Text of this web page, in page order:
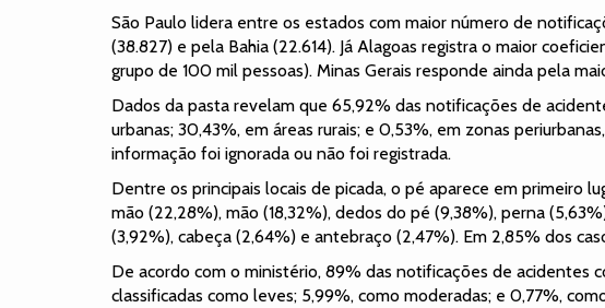
São Paulo lidera entre os estados com maior número de
(38.827) e pela Bahia (22.614). Já Alagoas registra o maior
grupo de 100 mil pessoas). Minas Gerais responde ainda pela
Dados da pasta revelam que 65,92% das notificações de
urbanas; 30,43%, em áreas rurais; e 0,53%, em zonas
informação foi ignorada ou não foi registrada.
Dentre os principais locais de picada, o pé aparece em primeiro
mão (22,28%), mão (18,32%), dedos do pé (9,38%), perna
(3,92%), cabeça (2,64%) e antebraço (2,47%). Em 2,85% dos
De acordo com o ministério, 89% das notificações de acidentes
classificadas como leves; 5,99%, como moderadas; e 0,77%,